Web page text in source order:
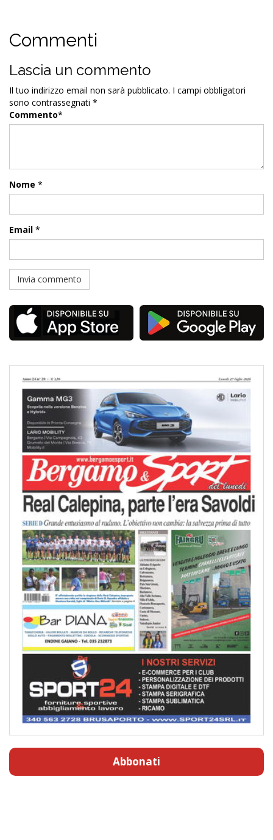
Commenti
Lascia un commento
Il tuo indirizzo email non sarà pubblicato. I campi obbligatori
sono contrassegnati *
Commento*
Nome *
Email *
Abbonati